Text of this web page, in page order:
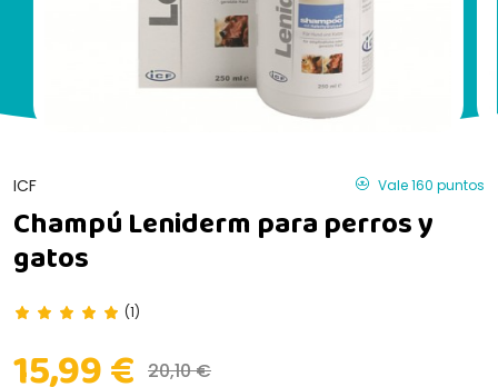
ICF Vale 160 puntos
Champú Leniderm para perros y
gatos
(1)
15,99 € 20,10 €